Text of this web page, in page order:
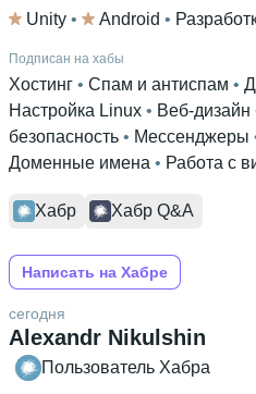
Unity • Android •
Подписан на хабы
Хостинг • Спам и антиспам •
Настройка Linux • Веб-дизайн
безопасность • Мессенджеры
Доменные имена • Работа с
Хабр Хабр Q&A
Написать на Хабре
Alexandr Nikulshin
сегодня
Пользователь Хабра